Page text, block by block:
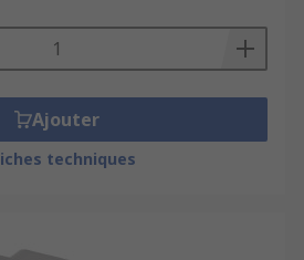
Ajouter
techniques